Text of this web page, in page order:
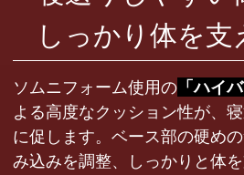
しっかり体を支
ソムニフォーム使用の「ハイ
よる高度なクッション性が、
に促します。ベース部の硬め
み込みを調整、しっかりと体